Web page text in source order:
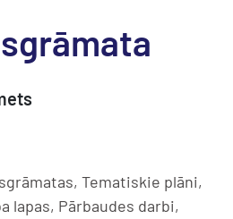
Tematiskie plāni,
lapas, Pārbaudes darbi,